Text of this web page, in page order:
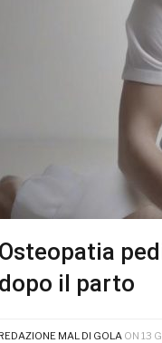
Osteopatia
dopo il parto
MAL DI GOLA ON 13